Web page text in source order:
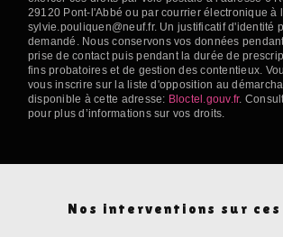
29120 Pont-l'Abbé ou par courrier électronique à
sylvie.pouliquen@neuf.fr. Un justificatif d'identité
demandé. Nous conservons vos données
prise de contact puis pendant la durée de
fins probatoires et de gestion des contentieux.
vous inscrire sur la liste d'opposition au
disponible à cette adresse: Bloctel.gouv.fr.
pour plus d’informations sur vos droits.
Nos interventions sur